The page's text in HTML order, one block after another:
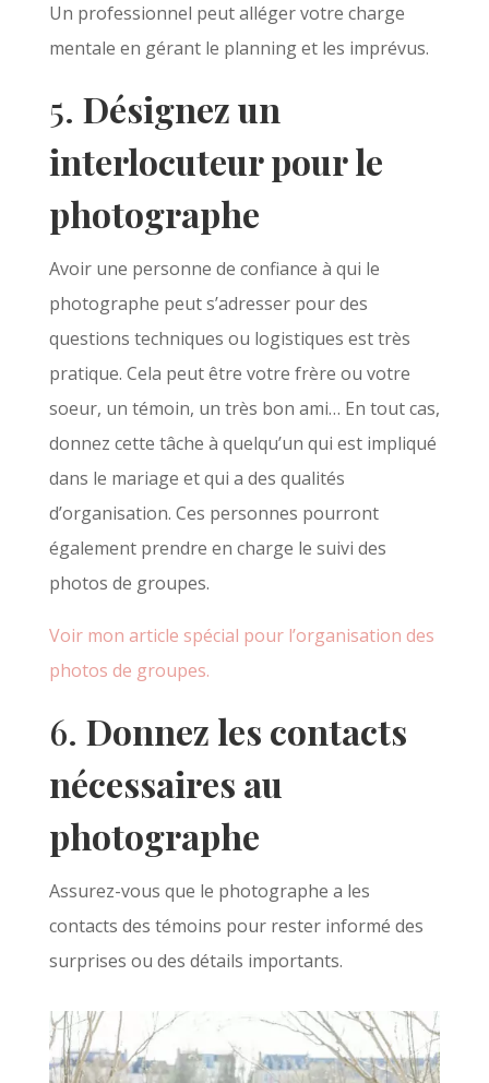
Un professionnel peut alléger votre charge
mentale en gérant le planning et les imprévus.
5. Désignez un
interlocuteur pour le
photographe
Avoir une personne de confiance à qui le
photographe peut s’adresser pour des
questions techniques ou logistiques est très
pratique. Cela peut être votre frère ou votre
soeur, un témoin, un très bon ami… En tout cas,
donnez cette tâche à quelqu’un qui est impliqué
dans le mariage et qui a des qualités
d’organisation. Ces personnes pourront
également prendre en charge le suivi des
photos de groupes.
Voir mon article spécial pour l’organisation des
photos de groupes.
6. Donnez les contacts
nécessaires au
photographe
Assurez-vous que le photographe a les
contacts des témoins pour rester informé des
surprises ou des détails importants.